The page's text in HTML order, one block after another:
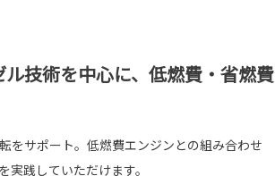
技術を中心に、低燃費・省燃費
をサポート。低燃費エンジンとの組み合わせ
実践していただけます。